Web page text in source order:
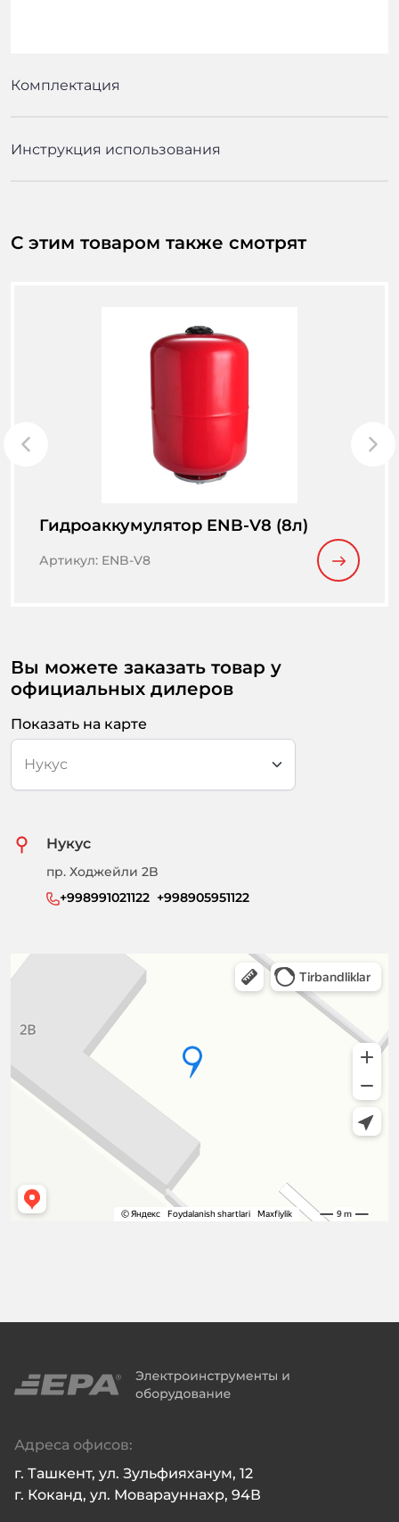
Комплектация
Инструкция использования
С этим товаром также смотрят
Гидроаккумулятор ENB-V8 (8л)
Артикул: ENB-V8
Вы можете заказать товар у
официальных дилеров
Показать на карте
Нукус
пр. Ходжейли 2B
+998991021122  +998905951122
Адреса офисов:
г. Ташкент, ул. Зульфияханум, 12
г. Коканд, ул. Моварауннахр, 94В